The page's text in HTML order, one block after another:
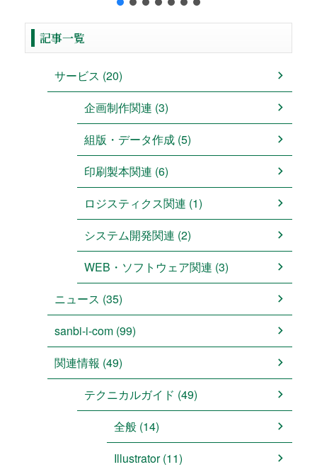
記事一覧
サービス (20)
企画制作関連 (3)
組版・データ作成 (5)
印刷製本関連 (6)
ロジスティクス関連 (1)
システム開発関連 (2)
WEB・ソフトウェア関連 (3)
ニュース (35)
sanbi-i-com (99)
関連情報 (49)
テクニカルガイド (49)
全般 (14)
Illustrator (11)